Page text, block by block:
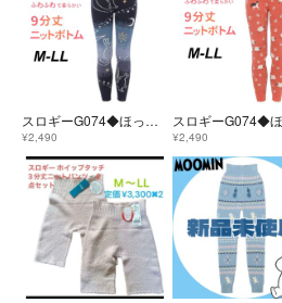
スロギーG074◆ほっとアイテム(ニット柄) ◆9分丈ニットパンツ◆ブルー
¥2,490 ¥2,490